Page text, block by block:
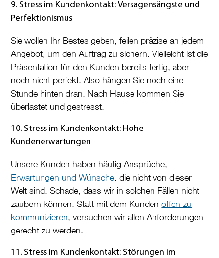
9. Stress im Kundenkontakt: Versagensängste und
Perfektionismus
Sie wollen Ihr Bestes geben, feilen präzise an jedem
Angebot, um den Auftrag zu sichern. Vielleicht ist die
Präsentation für den Kunden bereits fertig, aber
noch nicht perfekt. Also hängen Sie noch eine
Stunde hinten dran. Nach Hause kommen Sie
überlastet und gestresst.
10. Stress im Kundenkontakt: Hohe
Kundenerwartungen
Unsere Kunden haben häufig Ansprüche,
Erwartungen und Wünsche, die nicht von dieser
Welt sind. Schade, dass wir in solchen Fällen nicht
zaubern können. Statt mit dem Kundenoffen zu
kommunizieren, versuchen wir allen Anforderungen
gerecht zu werden.
11. Stress im Kundenkontakt: Störungen im